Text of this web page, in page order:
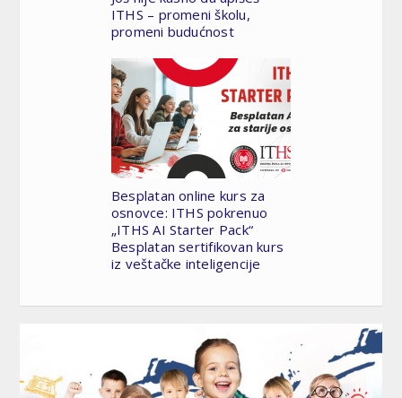
ITHS – promeni školu,
promeni budućnost
Besplatan online kurs za
osnovce: ITHS pokrenuo
„ITHS AI Starter Pack“
Besplatan sertifikovan kurs
iz veštačke inteligencije